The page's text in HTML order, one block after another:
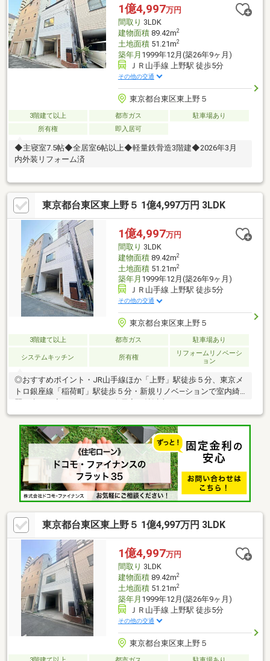
1億4,997万円
間取り 3LDK
建物面積89.42m2
土地面積51.21m2
築年月 1999年12月(築26年9ヶ月)
ＪＲ山手線 上野駅 徒歩5分
その他の交通
東京都台東区東上野５
3階建て以上 都市ガス
駐車場あり
所有権
即入居可
◆主寝室7.5帖◆全居室6帖以上◆軽量鉄骨造3階建◆2026年3月
内外装リフォーム済
東京都台東区東上野５ 1億4,997万円 3LDK
1億4,997万円
間取り 3LDK
建物面積89.42m2
土地面積51.21m2
築年月 1999年12月(築26年9ヶ月)
ＪＲ山手線 上野駅 徒歩5分
その他の交通
東京都台東区東上野５
3階建て以上 都市ガス 駐車場あり
システムキッチン 所有権
リフォームリノベーシ
ョン
◎おすすめポイント・JR山手線ほか「上野」駅徒歩５分、東京メ
トロ銀座線「稲荷町」駅徒歩５分・新規リノベ―ションで室内綺
プラン・１台分の駐車スペースあり（車種制限有）・近隣に商業
施設が揃い、生活利便性の高い住環境■資料請求・住宅ローンの
ご相談等はお気軽にお問い合わせください！■お問い合わせは
【フリーダイヤル：０１２０ー９９８ー１１８】までどうぞ♪
東京都台東区東上野５ 1億4,997万円 3LDK
1億4,997万円
間取り 3LDK
建物面積89.42m2
土地面積51.21m2
築年月 1999年12月(築26年9ヶ月)
ＪＲ山手線 上野駅 徒歩5分
その他の交通
東京都台東区東上野５